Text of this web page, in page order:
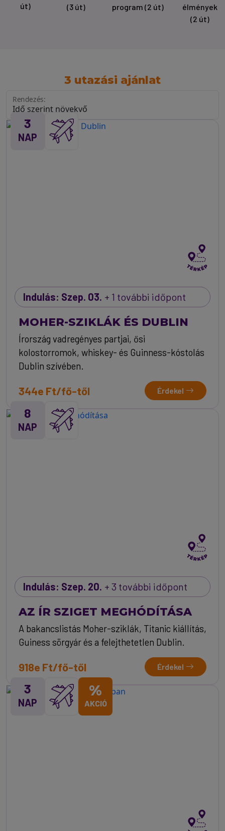
út) (3 út) program (2 út)
élmények
(2 út)
3 utazási ajánlat
Rendezés:
3
NAP
Indulás: Szep. 03. + 1 további időpont
MOHER-SZIKLÁK ÉS DUBLIN
Írország vadregényes partjai, ősi
kolostorromok, whiskey- és Guinness-kóstolás
Dublin szívében.
344e Ft/fő-től Érdekel
8
NAP
Indulás: Szep. 20. + 3 további időpont
AZ ÍR SZIGET MEGHÓDÍTÁSA
A bakancslistás Moher-sziklák, Titanic kiállítás,
Guiness sörgyár és a felejthetetlen Dublin.
918e Ft/fő-től Érdekel
3
NAP
%
AKCIÓ